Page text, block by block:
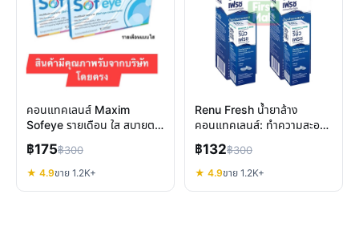
คอนแทคเลนส์ Maxim
Sofeye รายเดือน ใส สบายตา
ปกป้อง UV แสงสีฟ้า
฿175฿300
★ 4.9ขาย 1.2K+
Renu Fresh น้ำยาล้าง
คอนแทคเลนส์: ทำความสะอาด
ล้ำลึก สบายตาเหมือนใหม่
฿132฿300
★ 4.9ขาย 1.2K+